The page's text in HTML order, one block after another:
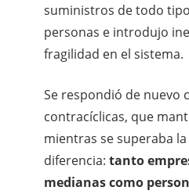
suministros de todo
personas e introdujo
fragilidad en el sistema.
Se respondió de nuevo
contracíclicas, que
mientras se superaba
diferencia: tanto
medianas como